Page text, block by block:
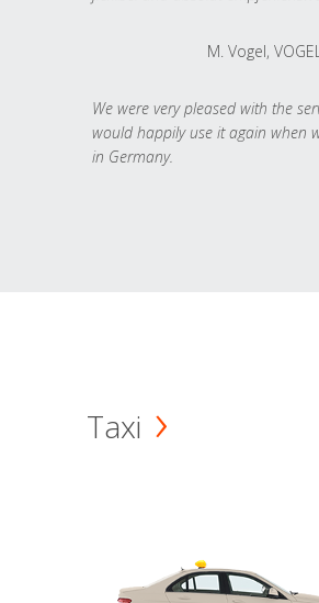
M. Vogel,
We were very pleased with the
would happily use it again when
in Germany.
Taxi